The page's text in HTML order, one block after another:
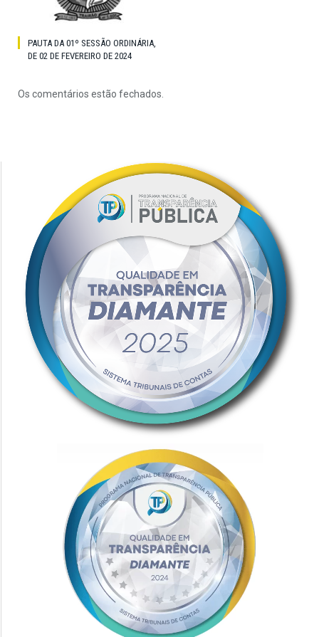
PAUTA DA 01º SESSÃO ORDINÁRIA,
DE 02 DE FEVEREIRO DE 2024
Os comentários estão fechados.